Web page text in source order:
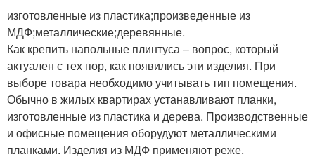
изготовленные из пластика;произведенные из
МДФ;металлические;деревянные.
Как крепить напольные плинтуса – вопрос, который
актуален с тех пор, как появились эти изделия. При
выборе товара необходимо учитывать тип помещения.
Обычно в жилых квартирах устанавливают планки,
изготовленные из пластика и дерева. Производственные
и офисные помещения оборудуют металлическими
планками. Изделия из МДФ применяют реже.